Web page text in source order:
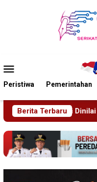
Mobile
Peristiwa Pemerintahan
Berita Terbaru
Warga Desa Kurup